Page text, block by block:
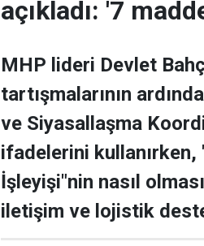
açıkladı: '7
MHP lideri Devlet
tartışmalarının
ve Siyasallaşma
ifadelerini kullanırken,
İşleyişi"nin nasıl
iletişim ve lojistik